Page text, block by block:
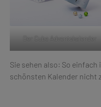
Der Cube Adventskalender
Sie sehen also: So einfach
schönsten Kalender nicht